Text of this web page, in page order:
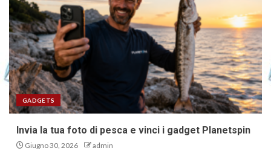
GADGETS
Invia la tua foto di pesca e vinci i gadget Planetspin
Giugno 30, 2026 admin